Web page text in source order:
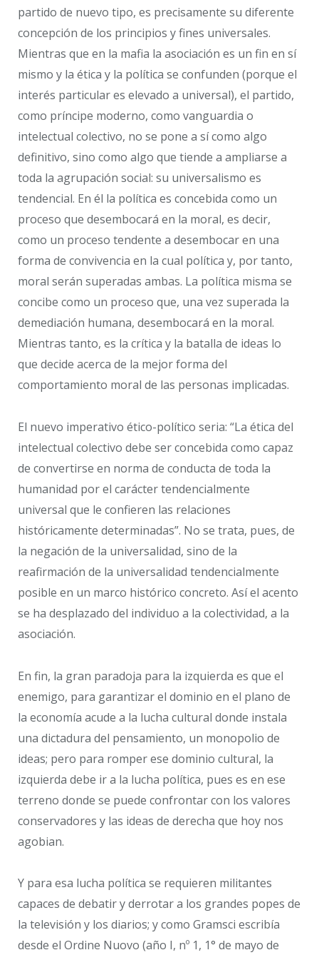
partido de nuevo tipo, es precisamente su diferente
concepción de los principios y fines universales.
Mientras que en la mafia la asociación es un fin en sí
mismo y la ética y la política se confunden (porque el
interés particular es elevado a universal), el partido,
como príncipe moderno, como vanguardia o
intelectual colectivo, no se pone a sí como algo
definitivo, sino como algo que tiende a ampliarse a
toda la agrupación social: su universalismo es
tendencial. En él la política es concebida como un
proceso que desembocará en la moral, es decir,
como un proceso tendente a desembocar en una
forma de convivencia en la cual política y, por tanto,
moral serán superadas ambas. La política misma se
concibe como un proceso que, una vez superada la
demediación humana, desembocará en la moral.
Mientras tanto, es la crítica y la batalla de ideas lo
que decide acerca de la mejor forma del
comportamiento moral de las personas implicadas.
El nuevo imperativo ético-político seria: “La ética del
intelectual colectivo debe ser concebida como capaz
de convertirse en norma de conducta de toda la
humanidad por el carácter tendencialmente
universal que le confieren las relaciones
históricamente determinadas”. No se trata, pues, de
la negación de la universalidad, sino de la
reafirmación de la universalidad tendencialmente
posible en un marco histórico concreto. Así el acento
se ha desplazado del individuo a la colectividad, a la
asociación.
En fin, la gran paradoja para la izquierda es que el
enemigo, para garantizar el dominio en el plano de
la economía acude a la lucha cultural donde instala
una dictadura del pensamiento, un monopolio de
ideas; pero para romper ese dominio cultural, la
izquierda debe ir a la lucha política, pues es en ese
terreno donde se puede confrontar con los valores
conservadores y las ideas de derecha que hoy nos
agobian.
Y para esa lucha política se requieren militantes
capaces de debatir y derrotar a los grandes popes de
la televisión y los diarios; y como Gramsci escribía
desde el Ordine Nuovo (año I, nº 1, 1° de mayo de